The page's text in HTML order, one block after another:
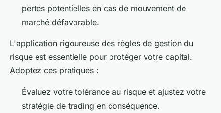
pertes potentielles en cas de mouvement de
marché défavorable.
L'application rigoureuse des règles de gestion du
risque est essentielle pour protéger votre capital.
Adoptez ces pratiques :
Évaluez votre tolérance au risque et ajustez votre
stratégie de trading en conséquence.